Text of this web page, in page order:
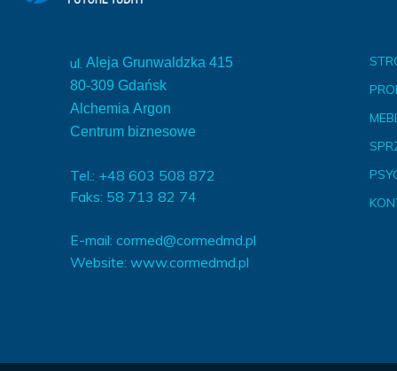
ul. Aleja Grunwaldzka 415
80-309 Gdańsk
Alchemia Argon
Centrum biznesowe
Tel.: +48 603 508 872
Faks: 58 713 82 74
E-mail: cormed@cormedmd.pl
Website: www.cormedmd.pl